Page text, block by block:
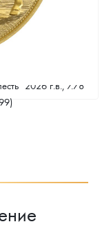
2026 г.в., 7.78